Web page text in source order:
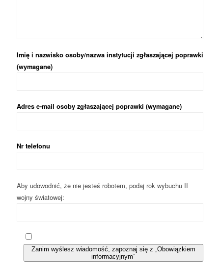
Imię i nazwisko osoby/nazwa instytucji zgłaszającej poprawki
(wymagane)
Adres e-mail osoby zgłaszającej poprawki (wymagane)
Nr telefonu
Aby udowodnić, że nie jesteś robotem, podaj rok wybuchu II
wojny światowej:
Zanim wyślesz wiadomość, zapoznaj się z „Obowiązkiem
informacyjnym”